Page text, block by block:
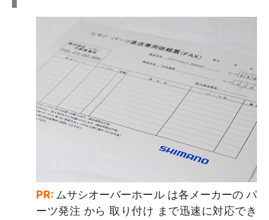
PR: ムサシオーバーホール は各メーカーの パ
ーツ発注 から 取り付け まで迅速に対応でき